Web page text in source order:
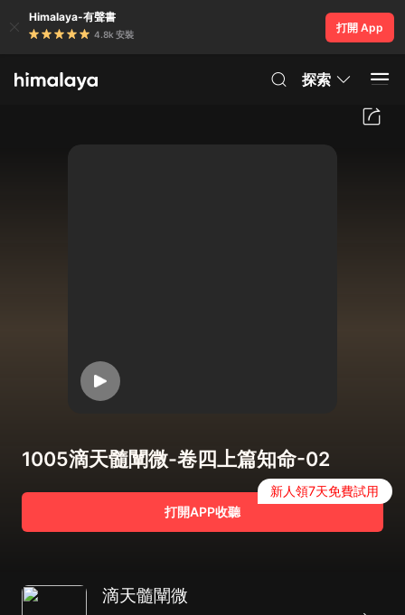
Himalaya-有聲書
4.8k 安裝
打開 App
探索
1005滴天髓闡微-卷四上篇知命-02
打開APP收聽
新人領7天免費試用
滴天髓闡微